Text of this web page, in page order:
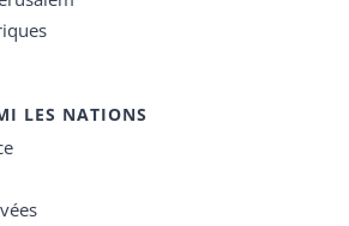
LES NATIONS